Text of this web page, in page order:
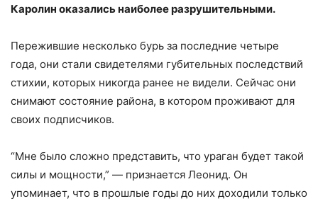
Каролин оказались наиболее разрушительными.
Пережившие несколько бурь за последние четыре
года, они стали свидетелями губительных последствий
стихии, которых никогда ранее не видели. Сейчас они
снимают состояние района, в котором проживают для
своих подписчиков.
“Мне было сложно представить, что ураган будет такой
силы и мощности,” — признается Леонид. Он
упоминает, что в прошлые годы до них доходили только